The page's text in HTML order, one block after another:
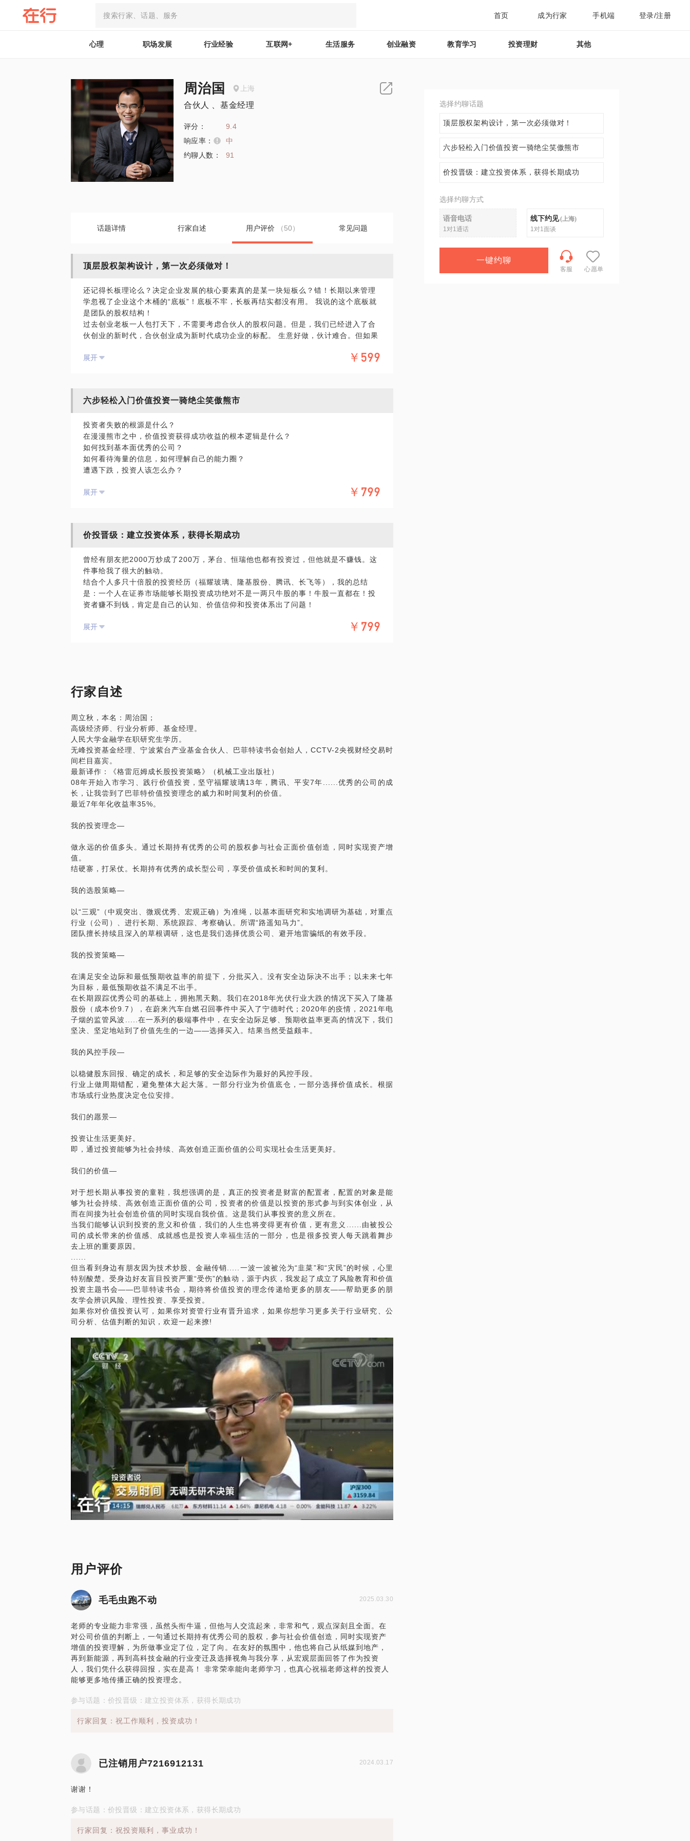
首页 成为行家 手机端 登录/注册
心理 职场发展 行业经验 互联网+ 生活服务 创业融资 教育学习 投资理财 其他
周治国 上海
合伙人 、基金经理
评分：
9.4
响应率：
中
约聊人数：
91
话题详情 行家自述 用户评价 （50） 常见问题
顶层股权架构设计，第一次必须做对！
还记得长板理论么？决定企业发展的核心要素真的是某一块短板么？错！长期以来管理
学忽视了企业这个木桶的“底板”！底板不牢，长板再结实都没有用。 我说的这个底板就
是团队的股权结构！
过去创业老板一人包打天下，不需要考虑合伙人的股权问题。但是，我们已经进入了合
伙创业的新时代，合伙创业成为新时代成功企业的标配。 生意好做，伙计难合。但如果
创始人杨致远、太子奶创始人李途、大众点评创始人张涛、俏江南创始人张兰.......他们
被战友捅死。他们被捅死的核心原因不是性格不合，也不是道路不同，而是股权“不
展。如果合伙人股权出了问题，经常是不可逆的“车毁人亡”。
展开 ￥599
六步轻松入门价值投资一骑绝尘笑傲熊市
投资者失败的根源是什么？
在漫漫熊市之中，价值投资获得成功收益的根本逻辑是什么？
如何找到基本面优秀的公司？
如何看待海量的信息，如何理解自己的能力圈？
遭遇下跌，投资人该怎么办？
展开
￥799
价投晋级：建立投资体系，获得长期成功
曾经有朋友把2000万炒成了200万，茅台、恒瑞他也都有投资过，但他就是不赚钱。这
件事给我了很大的触动。
结合个人多只十倍股的投资经历（福耀玻璃、隆基股份、腾讯、长飞等），我的总结
是：一个人在证券市场能够长期投资成功绝对不是一两只牛股的事！牛股一直都在！投
资者赚不到钱，肯定是自己的认知、价值信仰和投资体系出了问题！
话题重点：
优秀的公司如何才能长期持有？
如何调研公司?如何获得真实、有效的信息？
如何建立自己的投资体系？《格雷厄姆成长股投资策略》对投资体系的建立有特别深入
地阐述。该书由本人翻译，感触特别深，建议参阅。
......
展开 ￥799
行家自述
周立秋，本名：周治国；
高级经济师、行业分析师、基金经理。
人民大学金融学在职研究生学历。
无峰投资基金经理、宁波紫台产业基金合伙人、巴菲特读书会创始人，CCTV-2央视财经交易时
间栏目嘉宾。
最新译作：《格雷厄姆成长股投资策略》（机械工业出版社）
08年开始入市学习、践行价值投资，坚守福耀玻璃13年，腾讯、平安7年......优秀的公司的成
长，让我尝到了巴菲特价值投资理念的威力和时间复利的价值。
最近7年年化收益率35%。
我的投资理念—
做永远的价值多头。通过长期持有优秀的公司的股权参与社会正面价值创造，同时实现资产增
值。
结硬寨，打呆仗。长期持有优秀的成长型公司，享受价值成长和时间的复利。
我的选股策略—
以“三观”（中观突出、微观优秀、宏观正确）为准绳，以基本面研究和实地调研为基础，对重点
行业（公司）、进行长期、系统跟踪、考察确认。所谓“路遥知马力”。
团队擅长持续且深入的草根调研，这也是我们选择优质公司、避开地雷骗纸的有效手段。
我的投资策略—
在满足安全边际和最低预期收益率的前提下，分批买入。没有安全边际决不出手；以未来七年
为目标，最低预期收益不满足不出手。
在长期跟踪优秀公司的基础上，拥抱黑天鹅。我们在2018年光伏行业大跌的情况下买入了隆基
股份（成本价9.7），在蔚来汽车自燃召回事件中买入了宁德时代；2020年的疫情，2021年电
子烟的监管风波.....在一系列的极端事件中，在安全边际足够、预期收益率更高的情况下，我们
坚决、坚定地站到了价值先生的一边——选择买入。结果当然受益颇丰。
我的风控手段—
以稳健股东回报、确定的成长，和足够的安全边际作为最好的风控手段。
行业上做周期错配，避免整体大起大落。一部分行业为价值底仓，一部分选择价值成长。根据
市场或行业热度决定仓位安排。
我们的愿景—
投资让生活更美好。
即，通过投资能够为社会持续、高效创造正面价值的公司实现社会生活更美好。
我们的价值—
对于想长期从事投资的童鞋，我想强调的是，真正的投资者是财富的配置者，配置的对象是能
够为社会持续、高效创造正面价值的公司，投资者的价值是以投资的形式参与到实体创业，从
而在间接为社会创造价值的同时实现自我价值。这是我们从事投资的意义所在。
当我们能够认识到投资的意义和价值，我们的人生也将变得更有价值，更有意义......由被投公
司的成长带来的价值感、成就感也是投资人幸福生活的一部分，也是很多投资人每天跳着舞步
去上班的重要原因。
但当看到身边有朋友因为技术炒股、金融传销.....一波一波被沦为“韭菜”和“灾民”的时候，心里
特别酸楚。受身边好友盲目投资严重“受伤”的触动，源于内疚，我发起了成立了风险教育和价值
投资主题书会——巴菲特读书会，期待将价值投资的理念传递给更多的朋友——帮助更多的朋
友学会辨识风险、理性投资、享受投资。
如果你对价值投资认可，如果你对资管行业有晋升追求，如果你想学习更多关于行业研究、公
司分析、估值判断的知识，欢迎一起来撩!
用户评价
毛毛虫跑不动 2025.03.30
老师的专业能力非常强，​虽然头衔牛逼，但他与人交流起来，非常和气，观点深刻且全面。 ​ 在
对公司价值的判断上，一句通过长期持有优秀公司的股权，参与社会价值创造，同时实现资产
增值的投资理解，为所做事业定了位，定了向。 ​ 在友好的氛围中，他​也将自己从纸媒到地产，
再到新能源，再到高科技金融的行业变迁及选择视角与我分享，从宏观层面回答了作为投资
人，我们凭什么获得回报，实在是高！ 非常荣幸能向老师学习，也真心祝福老师这样的投资人
能够更多地传播正确的投资理念。
参与话题：价投晋级：建立投资体系，获得长期成功
行家回复：祝工作顺利，投资成功！
已注销用户7216912131 2024.03.17
谢谢！
参与话题：价投晋级：建立投资体系，获得长期成功
行家回复：祝投资顺利，事业成功！
选择约聊话题
顶层股权架构设计，第一次必须做对！
六步轻松入门价值投资一骑绝尘笑傲熊市
价投晋级：建立投资体系，获得长期成功
选择约聊方式
语音电话
1对1通话
线下约见(上海)
1对1面谈
一键约聊
客服 心愿单